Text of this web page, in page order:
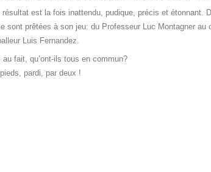
résultat est la fois inattendu, pudique, précis et étonnant.
sont prêtées à son jeu: du Professeur Luc Montagner
Luis Fernandez.
au fait, qu’ont-ils tous en commun?
pardi, par deux !